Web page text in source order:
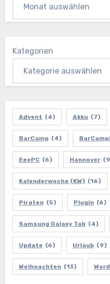
Kategorien
Advent (4) Akku (7)
BarCamp (4)
EeePC (6) Hannover
Kalenderwoche (KW) (16)
Piraten (5) Plugin (6)
Samsung Galaxy Tab (4)
Update (6) Urlaub (9)
Weihnachten (13)